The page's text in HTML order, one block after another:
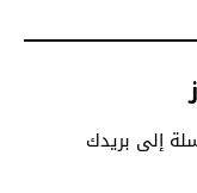
إلى بريدك